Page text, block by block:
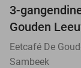
3-
Gouden
Eetcafé De
Sambeek